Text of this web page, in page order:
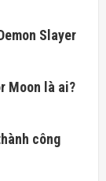
Slayer
Moon là ai?
công